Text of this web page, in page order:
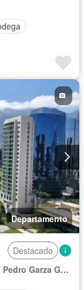
Departamento
Destacado
Parque Corporativo Santa Engracia, San Pedro Garza García